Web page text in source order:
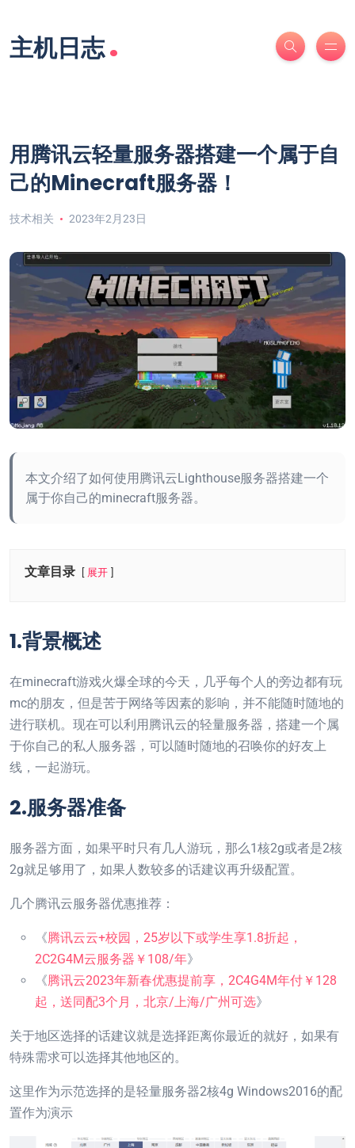
主机日志.
用腾讯云轻量服务器搭建一个属于自
己的Minecraft服务器！
技术相关 2023年2月23日
本文介绍了如何使用腾讯云Lighthouse服务器搭建一个
属于你自己的minecraft服务器。
文章目录 展开
1.背景概述
在minecraft游戏火爆全球的今天，几乎每个人的旁边都有玩
mc的朋友，但是苦于网络等因素的影响，并不能随时随地的
进行联机。现在可以利用腾讯云的轻量服务器，搭建一个属
于你自己的私人服务器，可以随时随地的召唤你的好友上
线，一起游玩。
2.服务器准备
服务器方面，如果平时只有几人游玩，那么1核2g或者是2核
2g就足够用了，如果人数较多的话建议再升级配置。
几个腾讯云服务器优惠推荐：
《腾讯云云+校园，25岁以下或学生享1.8折起，
2C2G4M云服务器￥108/年》
《腾讯云2023年新春优惠提前享，2C4G4M年付￥128
起，送同配3个月，北京/上海/广州可选》
关于地区选择的话建议就是选择距离你最近的就好，如果有
特殊需求可以选择其他地区的。
这里作为示范选择的是轻量服务器2核4g Windows2016的配
置作为演示